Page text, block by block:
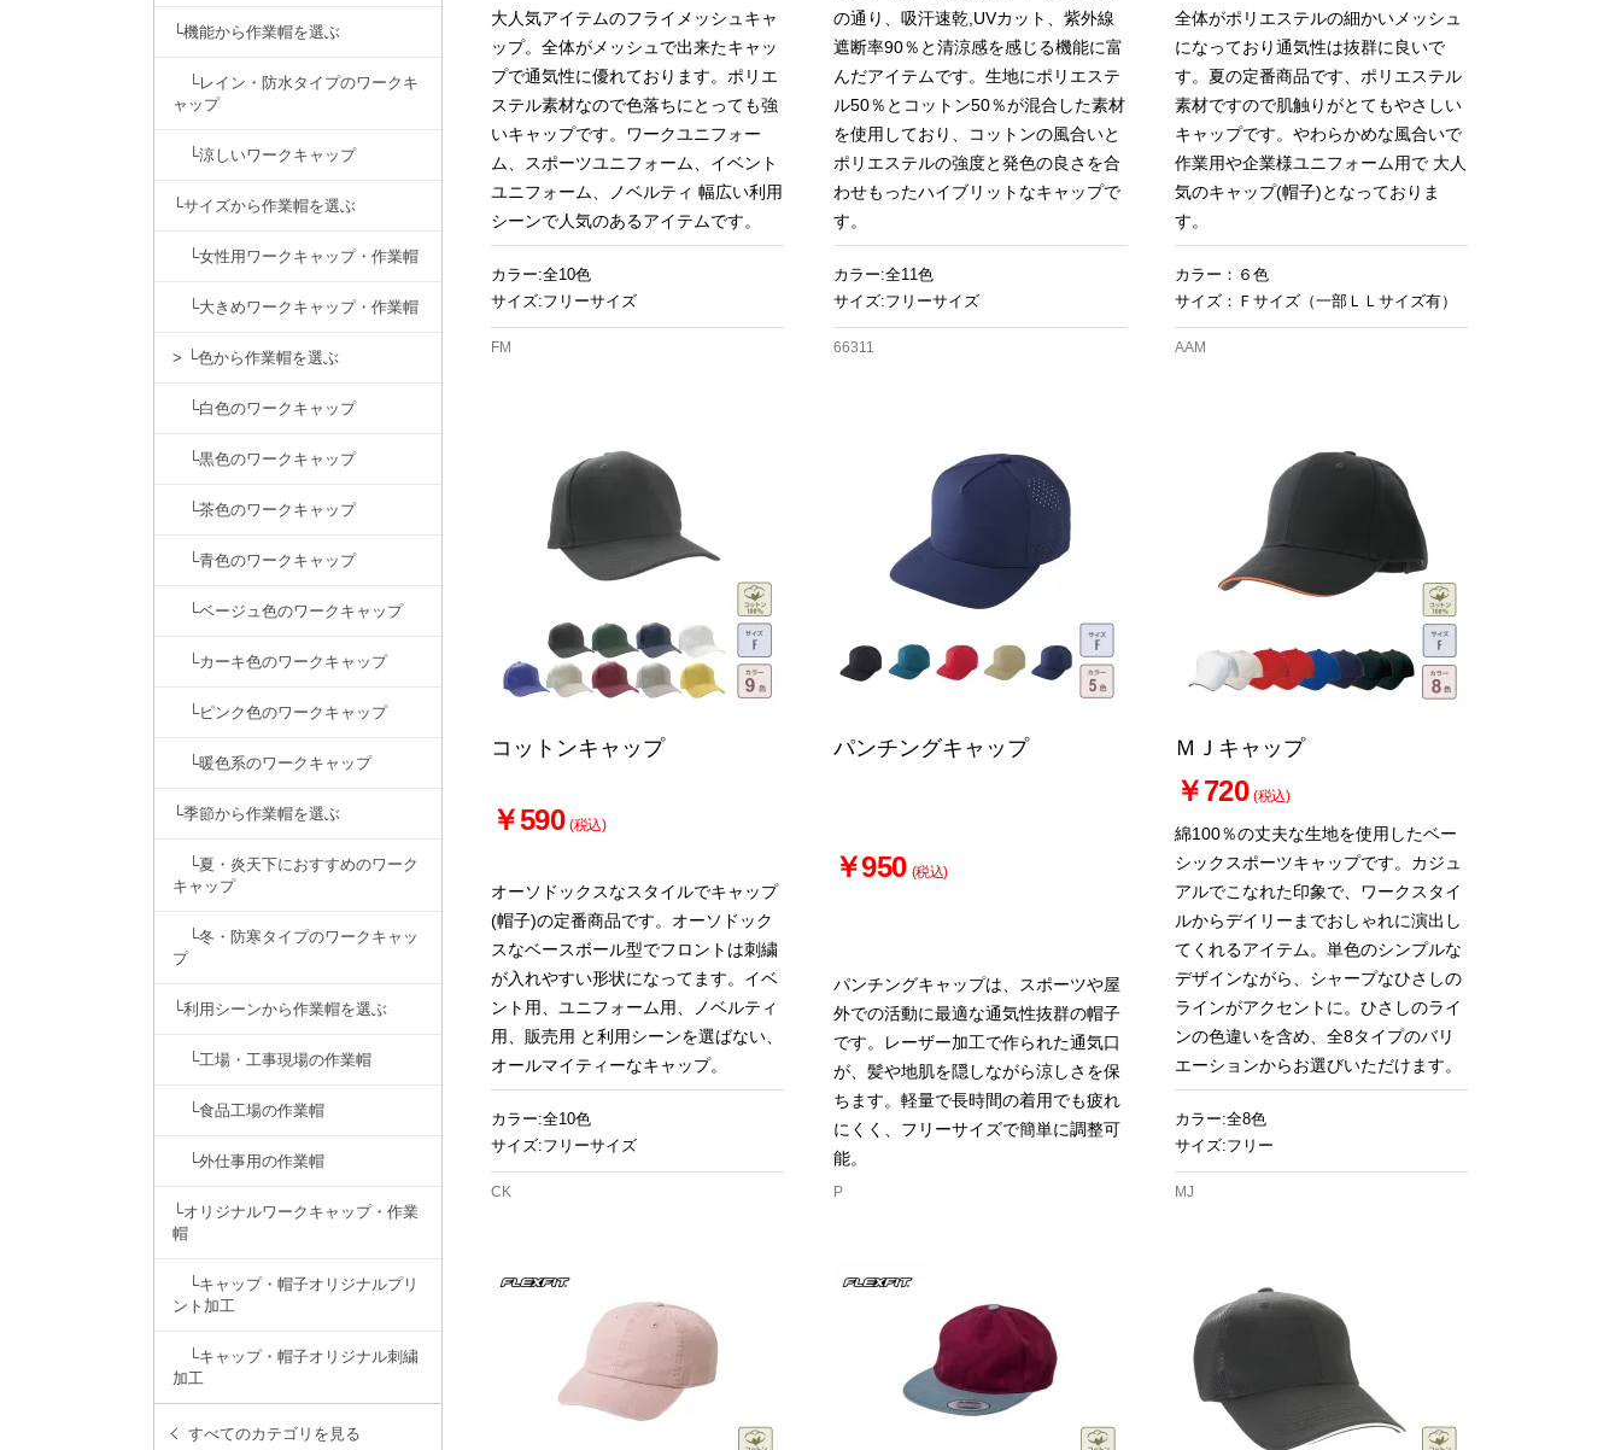
└機能から作業帽を選ぶ
└レイン・防水タイプのワークキ
ャップ
└涼しいワークキャップ
└サイズから作業帽を選ぶ
└女性用ワークキャップ・作業帽
└大きめワークキャップ・作業帽
> └色から作業帽を選ぶ
└白色のワークキャップ
└黒色のワークキャップ
└茶色のワークキャップ
└青色のワークキャップ
└ベージュ色のワークキャップ
└カーキ色のワークキャップ
└ピンク色のワークキャップ
└暖色系のワークキャップ
└季節から作業帽を選ぶ
└夏・炎天下におすすめのワーク
キャップ
└冬・防寒タイプのワークキャッ
プ
└利用シーンから作業帽を選ぶ
└工場・工事現場の作業帽
└食品工場の作業帽
└外仕事用の作業帽
└オリジナルワークキャップ・作業
帽
└キャップ・帽子オリジナルプリ
ント加工
└キャップ・帽子オリジナル刺繍
加工
すべてのカテゴリを見る
大人気アイテムのフライメッシュキャ
ップ。全体がメッシュで出来たキャッ
プで通気性に優れております。ポリエ
ステル素材なので色落ちにとっても強
いキャップです。ワークユニフォー
ム、スポーツユニフォーム、イベント
ユニフォーム、ノベルティ 幅広い利用
シーンで人気のあるアイテムです。
カラー:全10色
サイズ:フリーサイズ
FM
の通り、吸汗速乾,UVカット、紫外線
遮断率90％と清涼感を感じる機能に富
んだアイテムです。生地にポリエステ
ル50％とコットン50％が混合した素材
を使用しており、コットンの風合いと
ポリエステルの強度と発色の良さを合
わせもったハイブリットなキャップで
す。
カラー:全11色
サイズ:フリーサイズ
66311
全体がポリエステルの細かいメッシュ
になっており通気性は抜群に良いで
す。夏の定番商品です、ポリエステル
素材ですので肌触りがとてもやさしい
キャップです。やわらかめな風合いで
作業用や企業様ユニフォーム用で 大人
気のキャップ(帽子)となっておりま
す。
カラー：６色
サイズ：Ｆサイズ（一部ＬＬサイズ有）
AAM
コットンキャップ
￥590 (税込)
オーソドックスなスタイルでキャップ
(帽子)の定番商品です。オーソドック
スなベースボール型でフロントは刺繍
が入れやすい形状になってます。イベ
ント用、ユニフォーム用、ノベルティ
用、販売用 と利用シーンを選ばない、
オールマイティーなキャップ。
カラー:全10色
サイズ:フリーサイズ
CK
パンチングキャップ
￥950 (税込)
パンチングキャップは、スポーツや屋
外での活動に最適な通気性抜群の帽子
です。レーザー加工で作られた通気口
が、髪や地肌を隠しながら涼しさを保
ちます。軽量で長時間の着用でも疲れ
にくく、フリーサイズで簡単に調整可
能。
P
ＭＪキャップ
￥720 (税込)
綿100％の丈夫な生地を使用したベー
シックスポーツキャップです。カジュ
アルでこなれた印象で、ワークスタイ
ルからデイリーまでおしゃれに演出し
てくれるアイテム。単色のシンプルな
デザインながら、シャープなひさしの
ラインがアクセントに。ひさしのライ
ンの色違いを含め、全8タイプのバリ
エーションからお選びいただけます。
カラー:全8色
サイズ:フリー
MJ